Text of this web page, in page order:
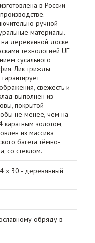
в России
ручной
материалы.
деревянной доске
технологией UF
сусального
Лик трижды
свежесть и
выполнен из
покрытой
не менее, чем на
каратным золотом,
из массива
багета тёмно-
со стеклом.
х 30 - деревянный
обряду в